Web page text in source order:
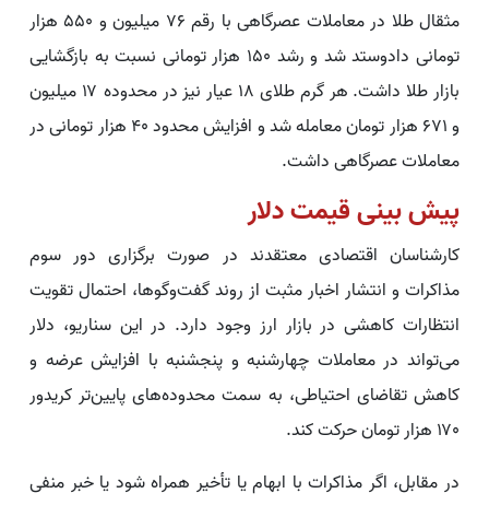
مثقال طلا در معاملات عصرگاهی با رقم ۷۶ میلیون و ۵۵۰ هزار
تومانی دادوستد شد و رشد ۱۵۰ هزار تومانی نسبت به بازگشایی
بازار طلا داشت. هر گرم طلای ۱۸ عیار نیز در محدوده ۱۷ میلیون
و ۶۷۱ هزار تومان معامله شد و افزایش محدود ۴۰ هزار تومانی در
معاملات عصرگاهی داشت.
پیش ‌بینی قیمت دلار
کارشناسان اقتصادی معتقدند در صورت برگزاری دور سوم
مذاکرات و انتشار اخبار مثبت از روند گفت‌وگوها، احتمال تقویت
انتظارات کاهشی در بازار ارز وجود دارد. در این سناریو، دلار
می‌تواند در معاملات چهارشنبه و پنجشنبه با افزایش عرضه و
کاهش تقاضای احتیاطی، به سمت محدوده‌های پایین‌تر کریدور
۱۷۰ هزار تومان حرکت کند.
در مقابل، اگر مذاکرات با ابهام یا تأخیر همراه شود یا خبر منفی